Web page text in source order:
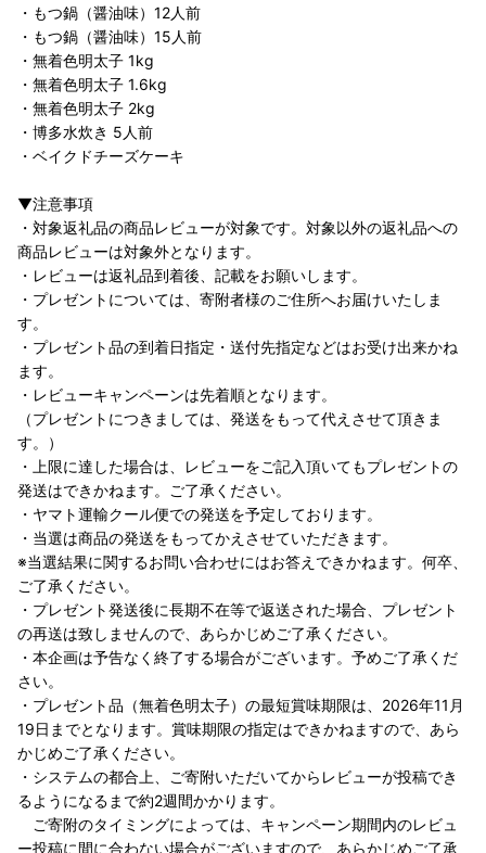
・もつ鍋（醤油味）12人前
・もつ鍋（醤油味）15人前
・無着色明太子 1kg
・無着色明太子 1.6kg
・無着色明太子 2kg
・博多水炊き 5人前
・ベイクドチーズケーキ
▼注意事項
・対象返礼品の商品レビューが対象です。対象以外の返礼品への
商品レビューは対象外となります。
・レビューは返礼品到着後、記載をお願いします。
・プレゼントについては、寄附者様のご住所へお届けいたしま
す。
・プレゼント品の到着日指定・送付先指定などはお受け出来かね
ます。
・レビューキャンペーンは先着順となります。
（プレゼントにつきましては、発送をもって代えさせて頂きま
す。）
・上限に達した場合は、レビューをご記入頂いてもプレゼントの
発送はできかねます。ご了承ください。
・ヤマト運輸クール便での発送を予定しております。
・当選は商品の発送をもってかえさせていただきます。
※当選結果に関するお問い合わせにはお答えできかねます。何卒、
ご了承ください。
・プレゼント発送後に長期不在等で返送された場合、プレゼント
の再送は致しませんので、あらかじめご了承ください。
・本企画は予告なく終了する場合がございます。予めご了承くだ
さい。
・プレゼント品（無着色明太子）の最短賞味期限は、2026年11月
19日までとなります。賞味期限の指定はできかねますので、あら
かじめご了承ください。
・システムの都合上、ご寄附いただいてからレビューが投稿でき
るようになるまで約2週間かかります。
ご寄附のタイミングによっては、キャンペーン期間内のレビュ
ー投稿に間に合わない場合がございますので、あらかじめご了承